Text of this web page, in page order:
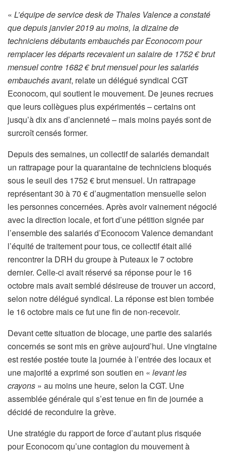
« L’équipe de service desk de Thales Valence a constaté
que depuis janvier 2019 au moins, la dizaine de
techniciens débutants embauchés par Econocom pour
remplacer les départs recevaient un salaire de 1752 € brut
mensuel contre 1682 € brut mensuel pour les salariés
embauchés avant, relate un délégué syndical CGT
Econocom, qui soutient le mouvement. De jeunes recrues
que leurs collègues plus expérimentés – certains ont
jusqu’à dix ans d’ancienneté – mais moins payés sont de
surcroît censés former.
Depuis des semaines, un collectif de salariés demandait
un rattrapage pour la quarantaine de techniciens bloqués
sous le seuil des 1752 € brut mensuel. Un rattrapage
représentant 30 à 70 € d’augmentation mensuelle selon
les personnes concernées. Après avoir vainement négocié
avec la direction locale, et fort d’une pétition signée par
l’ensemble des salariés d’Econocom Valence demandant
l’équité de traitement pour tous, ce collectif était allé
rencontrer la DRH du groupe à Puteaux le 7 octobre
dernier. Celle-ci avait réservé sa réponse pour le 16
octobre mais avait semblé désireuse de trouver un accord,
selon notre délégué syndical. La réponse est bien tombée
le 16 octobre mais ce fut une fin de non-recevoir.
Devant cette situation de blocage, une partie des salariés
concernés se sont mis en grève aujourd’hui. Une vingtaine
est restée postée toute la journée à l’entrée des locaux et
une majorité a exprimé son soutien en « levant les
crayons » au moins une heure, selon la CGT. Une
assemblée générale qui s’est tenue en fin de journée a
décidé de reconduire la grève.
Une stratégie du rapport de force d’autant plus risquée
pour Econocom qu’une contagion du mouvement à